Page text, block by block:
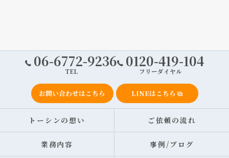
06-6772-9236
TEL
0120-419-104
フリーダイヤル
お問い合わせはこちら LINEはこちら
トーシンの想い ご依頼の流れ
業務内容 事例/ブログ